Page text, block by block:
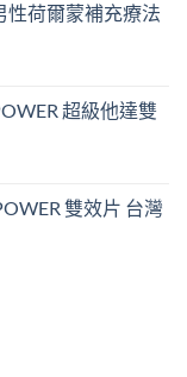
性荷爾蒙補充療法
超級他達雙
雙效片 台灣